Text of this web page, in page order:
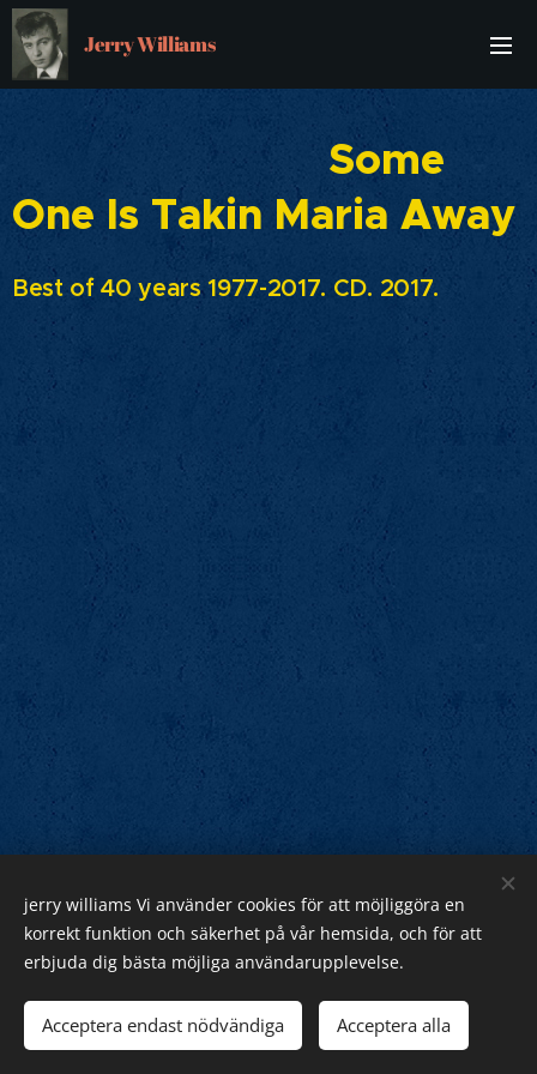
Jerry Williams
Some
One Is Takin Maria Away
Best of 40 years 1977-2017. CD. 2017.
Jerry Williams
Sveriges Rock Kung.
Webnode Cookies
jerry williams Vi använder cookies för att möjliggöra en
korrekt funktion och säkerhet på vår hemsida, och för att
erbjuda dig bästa möjliga användarupplevelse.
Acceptera endast nödvändiga Acceptera alla